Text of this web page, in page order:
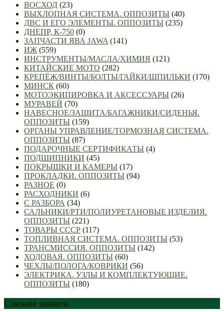
ВОСХОД (23)
ВЫХЛОПНАЯ СИСТЕМА. ОППОЗИТЫ (40)
ДВС И ЕГО ЭЛЕМЕНТЫ. ОППОЗИТЫ (235)
ДНЕПР, К-750 (0)
ЗАПЧАСТИ ЯВА JAWA (141)
ИЖ (559)
ИНСТРУМЕНТЫ/МАСЛА/ХИМИЯ (121)
КИТАЙСКИЕ МОТО (282)
КРЕПЁЖ/ВИНТЫ/БОЛТЫ/ГАЙКИ/ШПИЛЬКИ (170)
МИНСК (60)
МОТОЭКИПИРОВКА И АКСЕССУАРЫ (26)
МУРАВЕЙ (70)
НАВЕСНОЕ/ЗАЩИТА/БАГАЖНИКИ/СИДЕНЬЯ.
ОППОЗИТЫ (159)
ОРГАНЫ УПРАВЛЕНИЕ/ТОРМОЗНАЯ СИСТЕМА.
ОППОЗИТЫ (87)
ПОДАРОЧНЫЕ СЕРТИФИКАТЫ (4)
ПОДШИПНИКИ (45)
ПОКРЫШКИ И КАМЕРЫ (17)
ПРОКЛАДКИ. ОППОЗИТЫ (94)
РАЗНОЕ (0)
РАСХОДНИКИ (6)
С РАЗБОРА (34)
САЛЬНИКИ/РТИ/ПОЛИУРЕТАНОВЫЕ ИЗДЕЛИЯ.
ОППОЗИТЫ (221)
ТОВАРЫ СССР (117)
ТОПЛИВНАЯ СИСТЕМА. ОППОЗИТЫ (53)
ТРАНСМИССИЯ. ОППОЗИТЫ (142)
ХОДОВАЯ. ОППОЗИТЫ (60)
ЧЕХЛЫ/ПОЛОГА/КОВРИКИ (56)
ЭЛЕКТРИКА. УЗЛЫ И КОМПЛЕКТУЮЩИЕ.
ОППОЗИТЫ (180)
Свежие записи